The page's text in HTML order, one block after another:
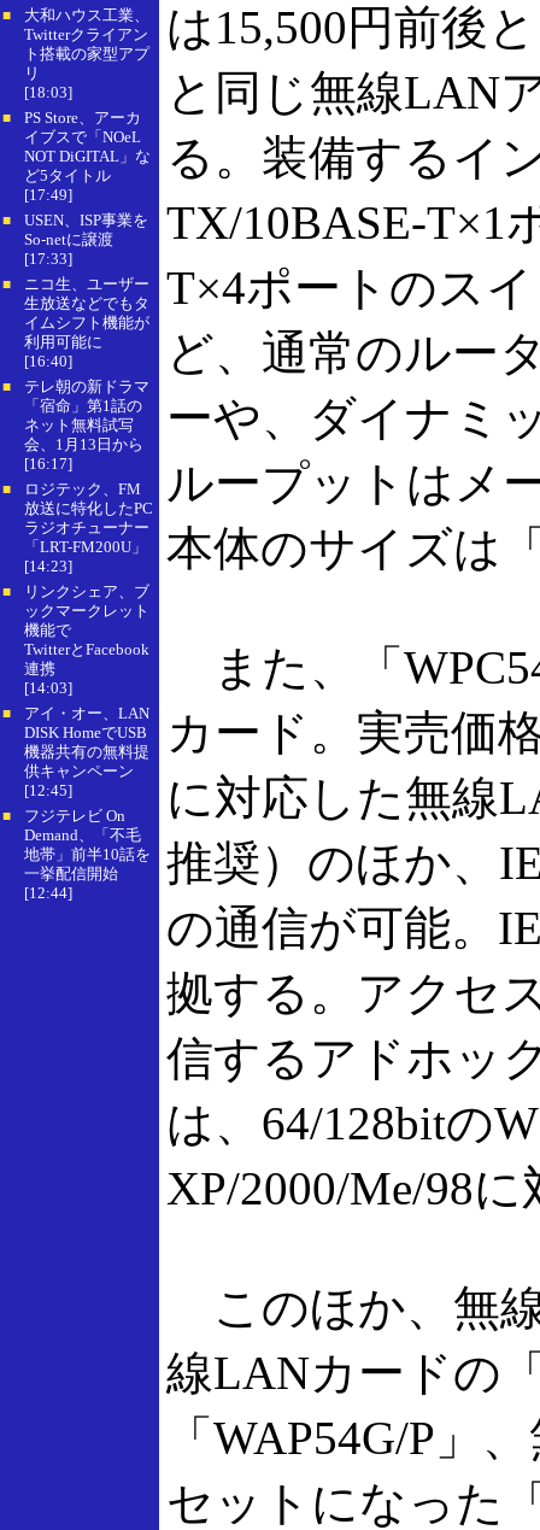
■
大和ハウス工業、
Twitterクライアン
ト搭載の家型アプ
リ
[18:03]
■
PS Store、アーカ
イブスで「NOeL
NOT DiGITAL」な
ど5タイトル
[17:49]
■
USEN、ISP事業を
So-netに譲渡
[17:33]
■
ニコ生、ユーザー
生放送などでもタ
イムシフト機能が
利用可能に
[16:40]
■
テレ朝の新ドラマ
「宿命」第1話の
ネット無料試写
会、1月13日から
[16:17]
■
ロジテック、FM
放送に特化したPC
ラジオチューナー
「LRT-FM200U」
[14:23]
■
リンクシェア、ブ
ックマークレット
機能で
TwitterとFacebook
連携
[14:03]
■
アイ・オー、LAN
DISK HomeでUSB
機器共有の無料提
供キャンペーン
[12:45]
■
フジテレビ On
Demand、「不毛
地帯」前半10話を
一挙配信開始
[12:44]
は15,500円前後
と同じ無線LAN
る。装備するイ
TX/10BASE-T×1
T×4ポートのス
ど、通常のルー
ーや、ダイナミ
ループットはメ
本体のサイズは
また、「
カード。実売価
に対応した無線
推奨）のほか、
の通信が可能。
拠する。アクセ
信するアドホッ
は、64/128bitの
XP/2000/Me/98
このほか、無
線LANカードの
「WAP54G/P」
セットになった